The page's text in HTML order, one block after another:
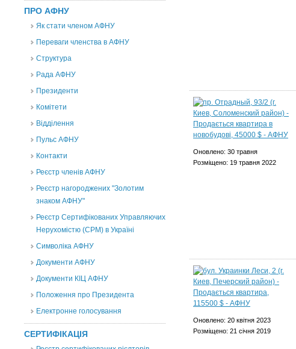
ПРО АФНУ
Як стати членом АФНУ
Переваги членства в АФНУ
Структура
Рада АФНУ
Президенти
Комітети
Відділення
Пульс АФНУ
Контакти
Реєстр членів АФНУ
Реєстр нагороджених "Золотим
знаком АФНУ"
Реєстр Сертифікованих Управляючих
Нерухомістю (CPM) в Україні
Символіка АФНУ
Документи АФНУ
Документи КІЦ АФНУ
Положення про Президента
Електронне голосування
СЕРТИФІКАЦІЯ
Оновлено: 30 травня
Розміщено: 19 травня 2022
Оновлено: 20 квітня 2023
Розміщено: 21 січня 2019